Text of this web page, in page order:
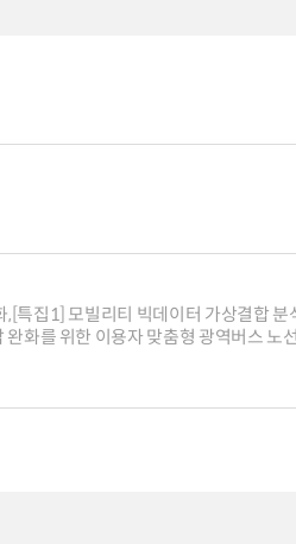
,[특집1] 모빌리티 빅데이터 가상결합
화를 위한 이용자 맞춤형 광역버스
책 방향,[특집6] 포스트 코로나 시대의
로교통공단 이사장,[현장탐방] 네이처
술의 각축장 ‘2023 파리 에어쇼